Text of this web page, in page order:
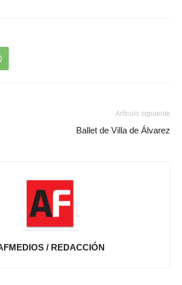
Artículo siguiente
Ballet de Villa de Álvarez
/ REDACCIÓN